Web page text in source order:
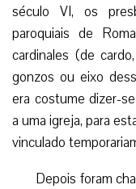
século VI, os
paroquiais de
cardinales (de
gonzos ou eixo
era costume dizer-
a uma igreja, para
vinculado
Depois foram